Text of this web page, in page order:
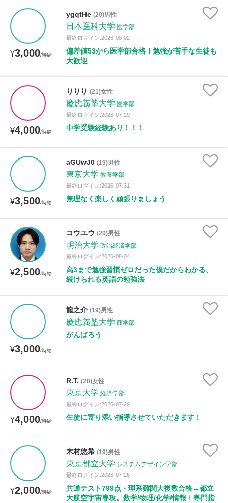
¥3,000/時給
ygqtHe (20)男性
日本医科大学 医学部
最終ログイン:2026-08-02
偏差値53から医学部合格！勉強が苦手な生徒も
大歓迎
¥4,000/時給
りりり (21)女性
慶應義塾大学 医学部
最終ログイン:2026-07-29
中学受験経験あり！！！
¥3,500/時給
aGUwJ0 (19)男性
東京大学 教養学部
最終ログイン:2026-07-31
無理なく楽しく頑張りましょう
¥2,500/時給
コウユウ (20)男性
明治大学 政治経済学部
最終ログイン:2026-08-04
高3まで勉強習慣ゼロだった僕だからわかる、
続けられる英語の勉強法
¥3,000/時給
龍之介 (19)男性
慶應義塾大学 商学部
がんばろう
¥4,000/時給
R.T. (20)女性
東京大学 経済学部
最終ログイン:2026-07-29
生徒に寄り添い指導させていただきます！
¥2,000/時給
木村悠希 (19)男性
東京都立大学 システムデザイン学部
最終ログイン:2026-07-26
共通テスト799点・理系難関大複数合格→都立
大航空宇宙専攻。数学/物理/化学/情報Ⅰ専門指